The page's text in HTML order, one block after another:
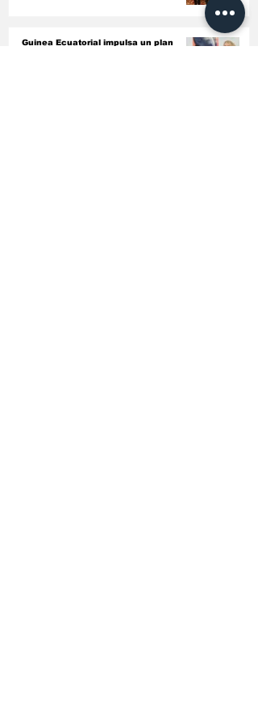
Guinea Ecuatorial impulsa un plan